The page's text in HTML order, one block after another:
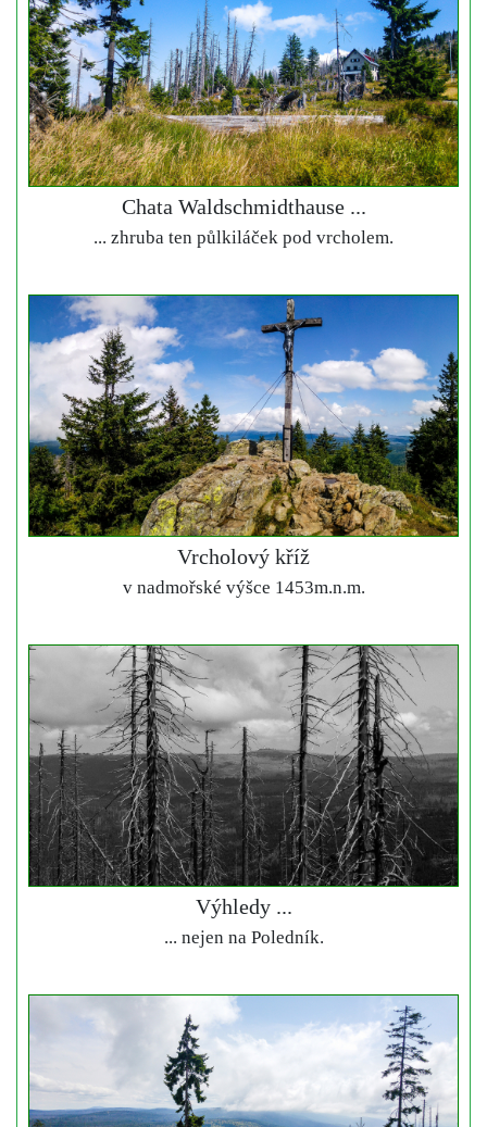
Chata Waldschmidthause ...
... zhruba ten půlkiláček pod vrcholem.
Vrcholový kříž
v nadmořské výšce 1453m.n.m.
Výhledy ...
... nejen na Poledník.